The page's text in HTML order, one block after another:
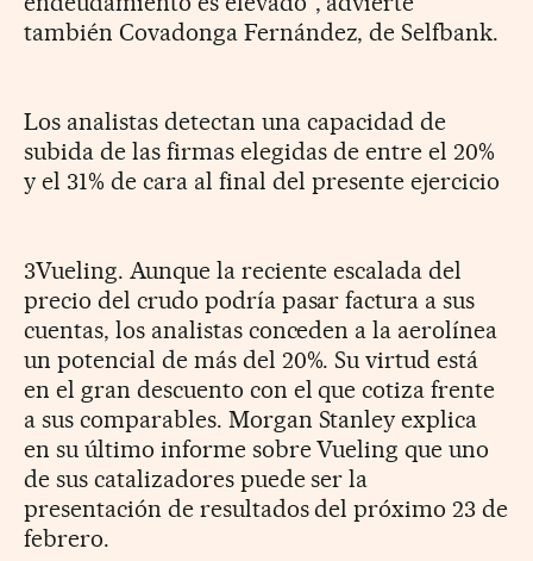
también Covadonga Fernández, de Selfbank.
Los analistas detectan una capacidad de
subida de las firmas elegidas de entre el 20%
y el 31% de cara al final del presente ejercicio
3Vueling. Aunque la reciente escalada del
precio del crudo podría pasar factura a sus
cuentas, los analistas conceden a la aerolínea
un potencial de más del 20%. Su virtud está
en el gran descuento con el que cotiza frente
a sus comparables. Morgan Stanley explica
en su último informe sobre Vueling que uno
de sus catalizadores puede ser la
presentación de resultados del próximo 23 de
febrero.